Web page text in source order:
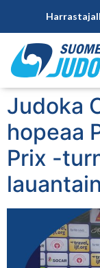
Judoka
hopeaa
Prix -